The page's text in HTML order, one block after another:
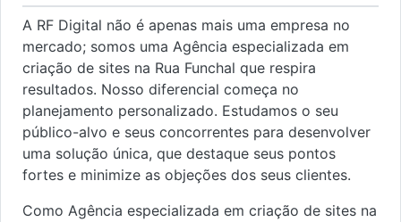
A RF Digital não é apenas mais uma empresa no
mercado; somos uma Agência especializada em
criação de sites na Rua Funchal que respira
resultados. Nosso diferencial começa no
planejamento personalizado. Estudamos o seu
público-alvo e seus concorrentes para desenvolver
uma solução única, que destaque seus pontos
fortes e minimize as objeções dos seus clientes.
Como Agência especializada em criação de sites na